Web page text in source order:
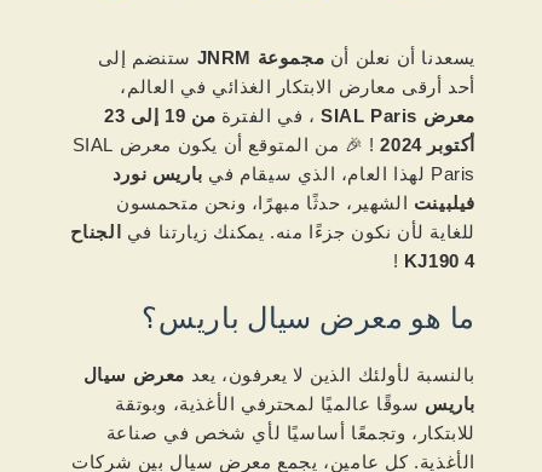
يسعدنا أن نعلن أن مجموعة JNRM
ستنضم إلى
أحد أرقى معارض الابتكار الغذائي في العالم،
معرض SIAL Paris
، في الفترة
من 19 إلى 23
أكتوبر 2024
! 🎉 من المتوقع أن يكون معرض SIAL
Paris لهذا العام، الذي سيقام في
باريس نورد
فيلبينت الشهير، حدثًا مبهرًا، ونحن متحمسون
للغاية لأن نكون جزءًا منه. يمكنك زيارتنا في
الجناح
4 KJ190
!
ما هو معرض سيال باريس؟
بالنسبة لأولئك الذين لا يعرفون، يعد معرض سيال
باريس سوقًا عالميًا لمحترفي الأغذية، وبوتقة
للابتكار، وتجمعًا أساسيًا لأي شخص في صناعة
الأغذية. كل عامين، يجمع معرض سيال بين شركات